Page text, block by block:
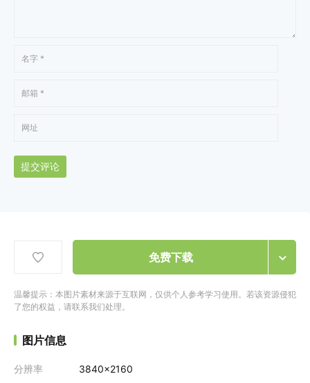
提交评论
免费下载
温馨提示：本图片素材来源于互联网，仅供个人参考学习使用。若该资源侵犯
了您的权益，请联系我们处理。
图片信息
分辨率
3840x2160